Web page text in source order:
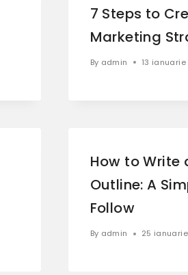
7 Steps to
Marketing
By admin 13
How to Write
Outline: A
Follow
By admin 25